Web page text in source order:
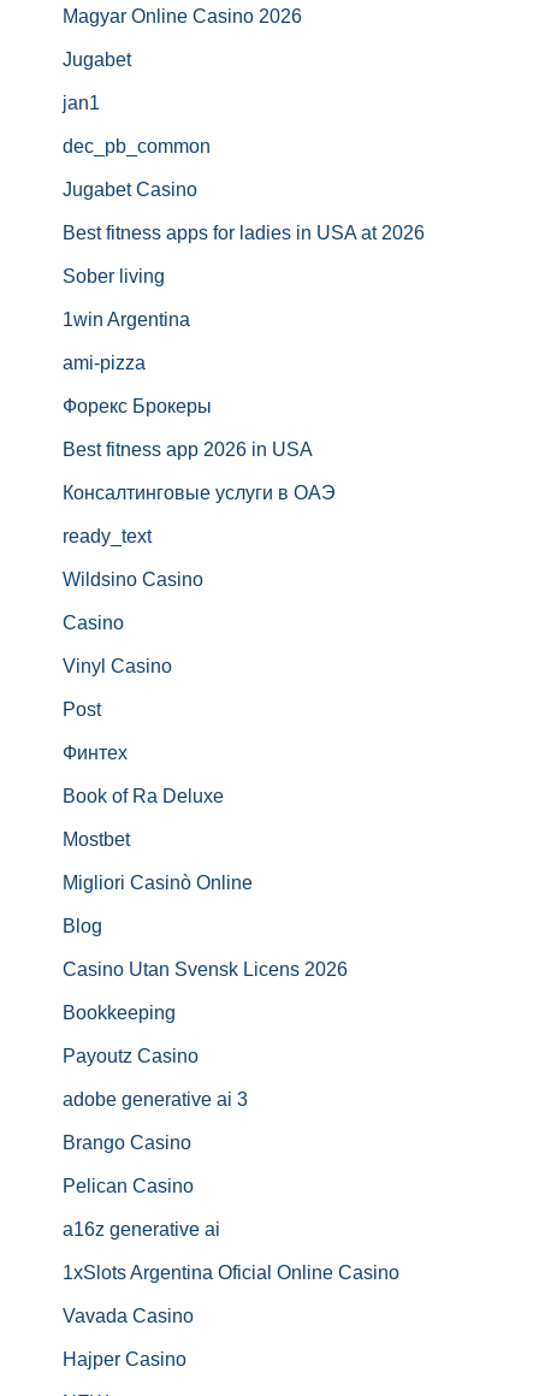
Magyar Online Casino 2026
Jugabet
jan1
dec_pb_common
Jugabet Casino
Best fitness apps for ladies in USA at 2026
Sober living
1win Argentina
ami-pizza
Форекс Брокеры
Best fitness app 2026 in USA
Консалтинговые услуги в ОАЭ
ready_text
Wildsino Casino
Casino
Vinyl Casino
Post
Финтех
Book of Ra Deluxe
Mostbet
Migliori Casinò Online
Blog
Casino Utan Svensk Licens 2026
Bookkeeping
Payoutz Casino
adobe generative ai 3
Brango Casino
Pelican Casino
a16z generative ai
1xSlots Argentina Oficial Online Casino
Vavada Casino
Hajper Casino